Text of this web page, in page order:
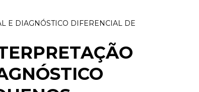
E DIAGNÓSTICO DIFERENCIAL DE